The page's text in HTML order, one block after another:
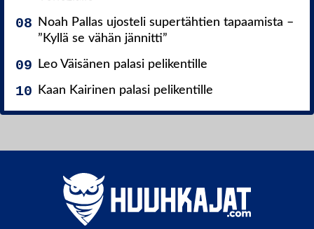
Noah Pallas ujosteli supertähtien tapaamista –
”Kyllä se vähän jännitti”
Leo Väisänen palasi pelikentille
Kaan Kairinen palasi pelikentille